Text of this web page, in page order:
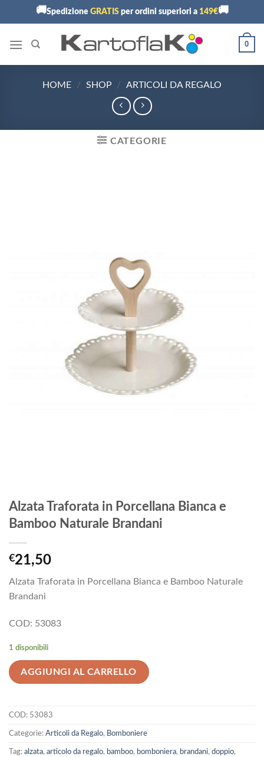
🚚Spedizione GRATISper ordini superiori a 149€🚚
0
HOME / SHOP / ARTICOLI DA REGALO
CATEGORIE
Alzata Traforata in Porcellana Bianca e
Bamboo Naturale Brandani
€21,50
Alzata Traforata in Porcellana Bianca e Bamboo Naturale
Brandani
COD: 53083
1 disponibili
AGGIUNGI AL CARRELLO
COD: 53083
Categorie: Articoli da Regalo, Bomboniere
Tag: alzata, articolo da regalo, bamboo, bomboniera, brandani, doppio,